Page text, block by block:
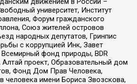
университет, Институт
Форум гражданского
Союз жителей островов
народных депутатов, Гринпис
с коррупцией Инк, Завет
Всемирный фонд природы, BDR
Алтай проект, Образовательный дом
Фонд Дом Прав Человека,
человека имени Бориса Звозскова,